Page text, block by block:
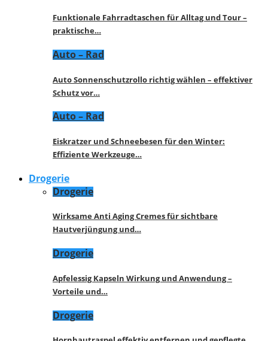
Funktionale Fahrradtaschen für Alltag und Tour –
praktische…
Auto – Rad
Auto Sonnenschutzrollo richtig wählen – effektiver
Schutz vor…
Auto – Rad
Eiskratzer und Schneebesen für den Winter:
Effiziente Werkzeuge…
Drogerie
Drogerie
Wirksame Anti Aging Cremes für sichtbare
Hautverjüngung und…
Drogerie
Apfelessig Kapseln Wirkung und Anwendung –
Vorteile und…
Drogerie